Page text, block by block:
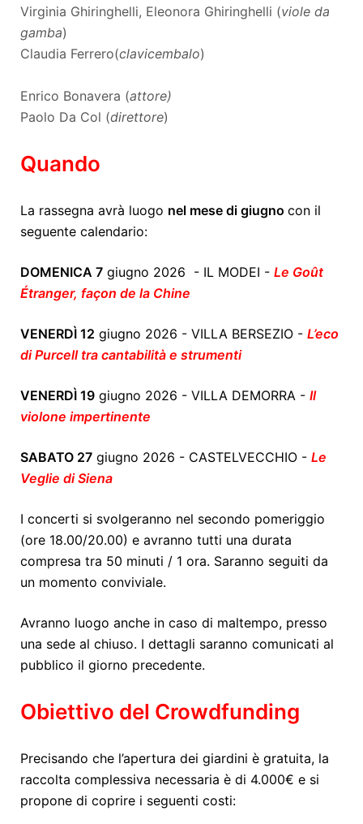
Virginia Ghiringhelli, Eleonora Ghiringhelli (viole da
gamba)
Claudia Ferrero(clavicembalo)
Enrico Bonavera (attore)
Paolo Da Col (direttore)
Quando
La rassegna avrà luogo nel mese di giugno con il
seguente calendario:
DOMENICA 7 giugno 2026 - IL MODEI - Le Goût
Étranger, façon de la Chine
VENERDÌ 12 giugno 2026 - VILLA BERSEZIO - L’eco
di Purcell tra cantabilità e strumenti
VENERDÌ 19 giugno 2026 - VILLA DEMORRA - Il
violone impertinente
SABATO 27 giugno 2026 - CASTELVECCHIO - Le
Veglie di Siena
I concerti si svolgeranno nel secondo pomeriggio
(ore 18.00/20.00) e avranno tutti una durata
compresa tra 50 minuti / 1 ora. Saranno seguiti da
un momento conviviale.
Avranno luogo anche in caso di maltempo, presso
una sede al chiuso. I dettagli saranno comunicati al
pubblico il giorno precedente.
Obiettivo del Crowdfunding
Precisando che l’apertura dei giardini è gratuita, la
raccolta complessiva necessaria è di 4.000€ e si
propone di coprire i seguenti costi: